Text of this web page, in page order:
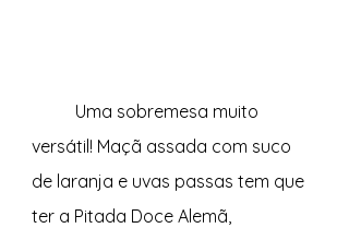
versátil! Maçã assada com suco
de laranja e uvas passas tem que
ter a Pitada Doce Alemã,